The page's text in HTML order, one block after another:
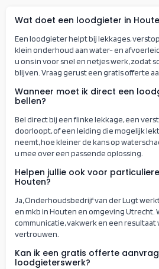
Wat doet een loodgieter in
Een loodgieter helpt bij lekkages,
klein onderhoud aan water- en
u ons in voor snel en netjes werk, zodat
blijven. Vraag gerust een gratis offerte
Wanneer moet ik direct een
bellen?
Bel direct bij een flinke lekkage, een
doorloopt, of een leiding die mogelijk
neemt, hoe kleiner de kans op
u mee over een passende oplossing.
Helpen jullie ook voor
Houten?
Ja, Onderhoudsbedrijf van der Lugt
en mkb in Houten en omgeving Utrecht.
communicatie, vakwerk en een resultaat
vertrouwen.
Kan ik een gratis offerte
loodgieterswerk?